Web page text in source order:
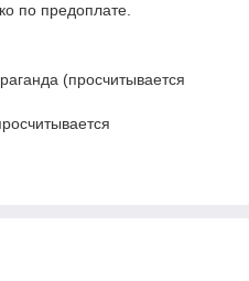
по предоплате.
(просчитывается